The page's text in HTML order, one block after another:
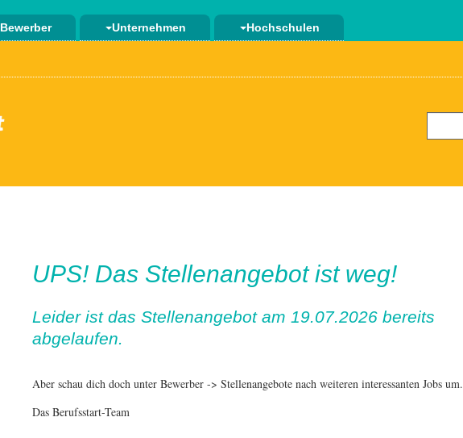
Bewerber Unternehmen Hochschulen
UPS! Das Stellenangebot ist weg!
Leider ist das Stellenangebot am 19.07.2026 bereits
abgelaufen.
Aber schau dich doch unter Bewerber -> Stellenangebote nach weiteren interessanten Jobs um.
Das Berufsstart-Team